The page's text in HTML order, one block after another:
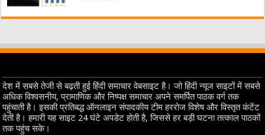
देश में सबसे तेजी से बढ़ती हुई हिंदी समाचार वेबसाइट है। जो हिंदी न्यूज साइटों में सबसे
अधिक विश्वसनीय, प्रामाणिक और निष्पक्ष समाचार अपने समर्पित पाठक वर्ग तक
पहुंचाती है। इसकी प्रतिबद्ध ऑनलाइन संपादकीय टीम हररोज विशेष और विस्तृत कंटेंट
देती है। हमारी यह साइट 24 घंटे अपडेट होती है, जिससे हर बड़ी घटना तत्काल पाठकों
तक पहुंच सके।